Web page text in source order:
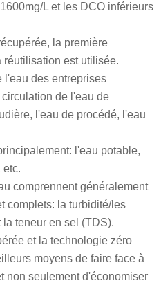
L et les DCO inférieurs
la première
est utilisée.
l'eau des entreprises
de l'eau de
l'eau de procédé, l'eau
l'eau potable,
etc.
comprennent généralement
complets: la turbidité/les
teneur en sel (TDS).
et la technologie zéro
moyens de faire face à
non seulement d'économiser